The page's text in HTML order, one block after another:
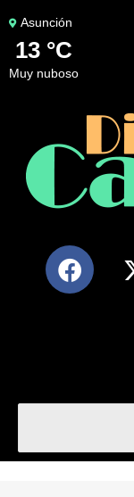
Asunción
13 °C
muy nuboso